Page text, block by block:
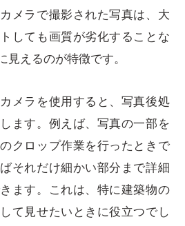
メラで撮影された写真は、大
しても画質が劣化することな
見えるのが特徴です。
メラを使用すると、写真後処
ます。例えば、写真の一部を
クロップ作業を行ったときで
それだけ細かい部分まで詳細
ます。これは、特に建築物の
て見せたいときに役立つでし